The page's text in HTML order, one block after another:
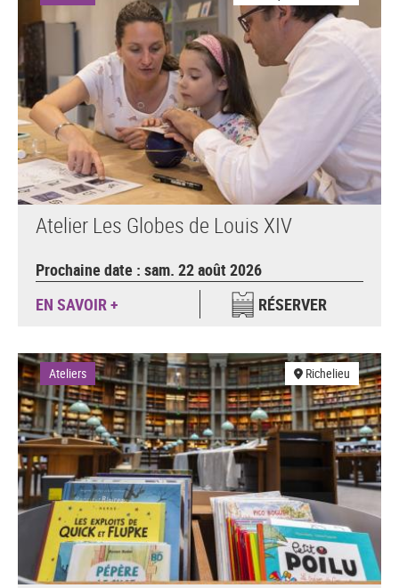
Atelier Les Globes de Louis XIV
Prochaine date : sam. 22 août 2026
EN SAVOIR +
RÉSERVER
Ateliers Richelieu